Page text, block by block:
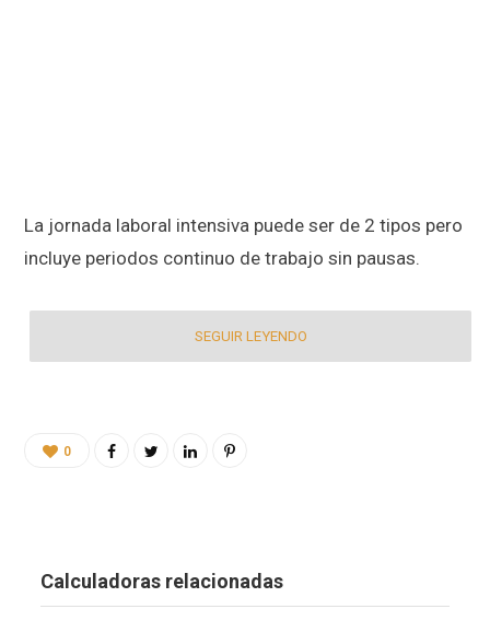
La jornada laboral intensiva puede ser de 2 tipos pero
incluye periodos continuo de trabajo sin pausas.
SEGUIR LEYENDO
0
Calculadoras relacionadas